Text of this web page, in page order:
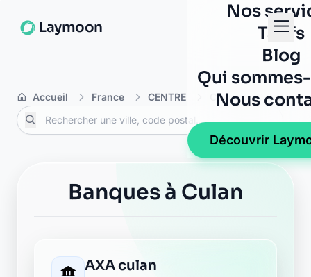
Laymoon
Nos
Tarifs
Blog
Qui
Nous
Découvrir
Accueil France CENTRE Cher Culan
Banques à Culan
AXA culan